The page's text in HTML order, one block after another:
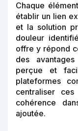
Chaque
établir un lien
et la solution
douleur
offre y répond
des
perçue et
plateformes
centraliser
cohérence
ajoutée.